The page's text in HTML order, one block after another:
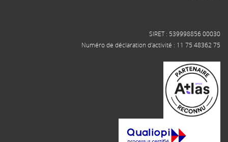
SIRET : 539998856 00030
Numéro de déclaration d'activité : 11 75 48362 75